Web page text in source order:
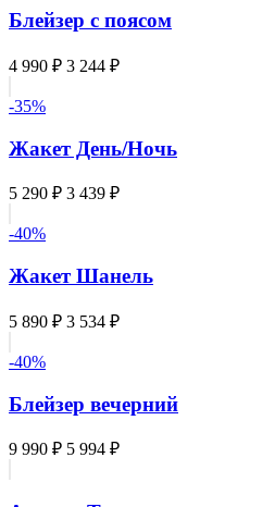
Блейзер с поясом
4 990 ₽ 3 244 ₽
-35%
Жакет День/Ночь
5 290 ₽ 3 439 ₽
-40%
Жакет Шанель
5 890 ₽ 3 534 ₽
-40%
Блейзер вечерний
9 990 ₽ 5 994 ₽